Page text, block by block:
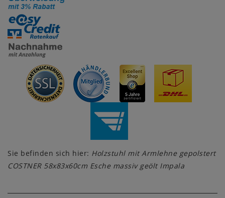
Sie befinden sich hier: Holzstuhl mit Armlehne gepolstert
COSTNER 58x83x60cm Esche massiv geölt Impala